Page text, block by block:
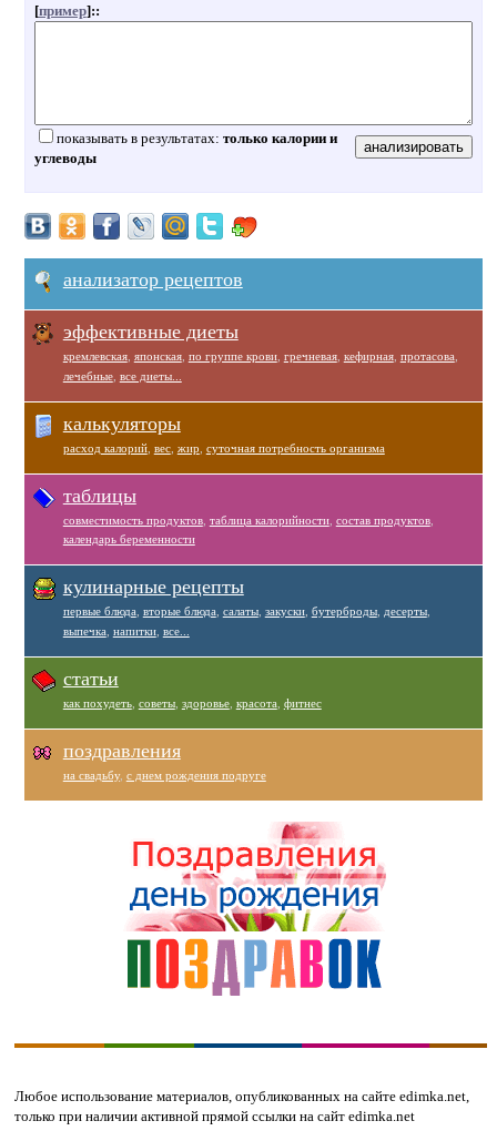
[пример]::
показывать в результатах: только калории и
углеводы
анализатор рецептов
эффективные диеты
кремлевская, японская, по группе крови, гречневая, кефирная, протасова
лечебные, все диеты...
калькуляторы
расход калорий, вес, жир суточная потребность организма
таблицы
совместимость продуктов, таблица калорийности, состав продуктов,
календарь беременности
кулинарные рецепты
первые блюда вторые блюда салаты, закуски, бутерброды, десерты,
выпечка напитки, все...
статьи
как похудеть, советы, здоровье, красота фитнес
поздравления
на свадьбу, с днем рождения подруге
Любое использование материалов, опубликованных на сайте edimka.net,
только при наличии активной прямой ссылки на сайт edimka.net